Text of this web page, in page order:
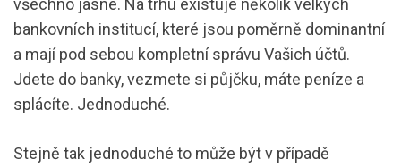
všechno jasné. Na trhu existuje několik velkých
bankovních institucí, které jsou poměrně dominantní
a mají pod sebou kompletní správu Vašich účtů.
Jdete do banky, vezmete si půjčku, máte peníze a
splácíte. Jednoduché.
Stejně tak jednoduché to může být v případě